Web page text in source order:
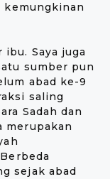
kemungkinan
Saya juga
sumber pun
abad ke-9
saling
Sadah dan
merupakan
sejak abad